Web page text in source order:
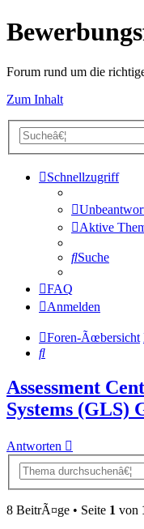
Forum rund um die
Zum Inhalt
Schnellzugriff
Aktive
Suche
FAQ
Anmelden
Foren-Ãœbersicht
Suche
Assessment
Systems (GLS)
Antworten
8 BeitrÃ¤ge • Seite 1 von